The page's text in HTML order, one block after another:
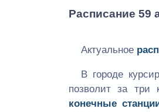
Расписание 59
Актуальное
В городе
позволит за три
конечные